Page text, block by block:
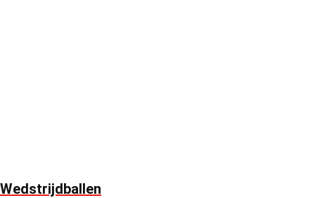
Wedstrijdballen